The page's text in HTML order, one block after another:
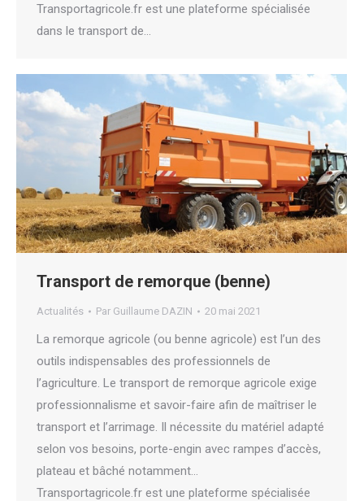
Transportagricole.fr est une plateforme spécialisée
dans le transport de…
Transport de remorque (benne)
Actualités Par Guillaume DAZIN 20 mai 2021
La remorque agricole (ou benne agricole) est l’un des
outils indispensables des professionnels de
l’agriculture. Le transport de remorque agricole exige
professionnalisme et savoir-faire afin de maîtriser le
transport et l’arrimage. Il nécessite du matériel adapté
selon vos besoins, porte-engin avec rampes d’accès,
plateau et bâché notamment…
Transportagricole.fr est une plateforme spécialisée